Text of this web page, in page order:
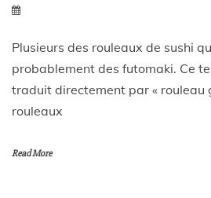
Plusieurs des rouleaux de sushi
probablement des futomaki. Ce
traduit directement par « rouleau
rouleaux
Read More